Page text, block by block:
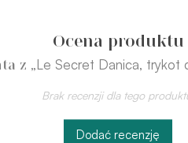
Ocena produktu
z „Le Secret Danica, trykot
Brak recenzji dla tego
Dodać recenzję